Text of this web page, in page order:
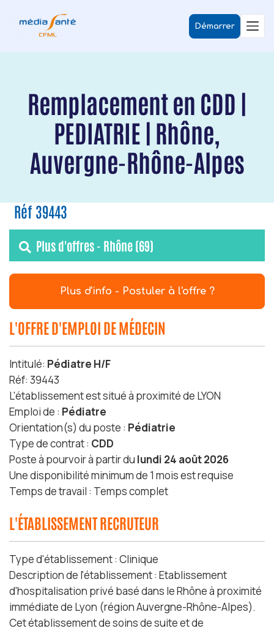
Démarrer
Remplacement en CDD |
PEDIATRIE | Rhône,
Auvergne-Rhône-Alpes
Réf 39443
Plus d'offres - Rhône (69)
Plus d'info - Postuler à l'offre ?
L'OFFRE D'EMPLOI DE MÉDECIN
Intitulé: Pédiatre H/F
Réf: 39443
L'établissement est situé à proximité de LYON
Emploi de : Pédiatre
Orientation(s) du poste : Pédiatrie
Type de contrat : CDD
Poste à pourvoir à partir du lundi 24 août 2026
Une disponibilité minimum de 1 mois est requise
Temps de travail : Temps complet
L'ÉTABLISSEMENT RECRUTEUR
Type d'établissement : Clinique
Description de l'établissement : Etablissement
d'hospitalisation privé basé dans le Rhône à proximité
immédiate de Lyon (région Auvergne-Rhône-Alpes).
Cet établissement de soins de suite et de